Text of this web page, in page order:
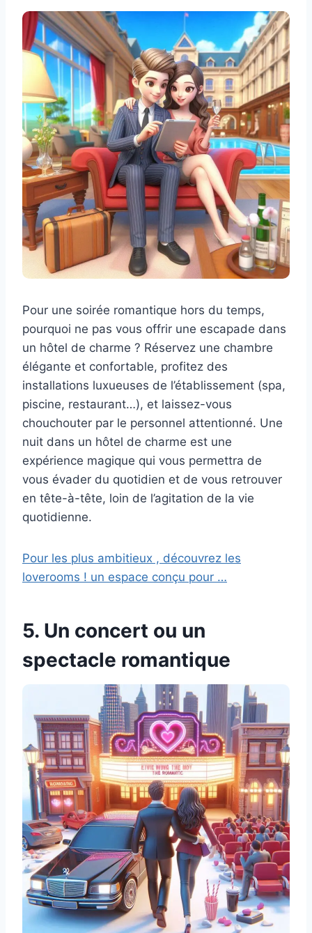
Pour une soirée romantique hors du temps,
pourquoi ne pas vous offrir une escapade dans
un hôtel de charme ? Réservez une chambre
élégante et confortable, profitez des
installations luxueuses de l’établissement (spa,
piscine, restaurant…), et laissez-vous
chouchouter par le personnel attentionné. Une
nuit dans un hôtel de charme est une
expérience magique qui vous permettra de
vous évader du quotidien et de vous retrouver
en tête-à-tête, loin de l’agitation de la vie
quotidienne.
Pour les plus ambitieux , découvrez les
loverooms ! un espace conçu pour …
5. Un concert ou un
spectacle romantique